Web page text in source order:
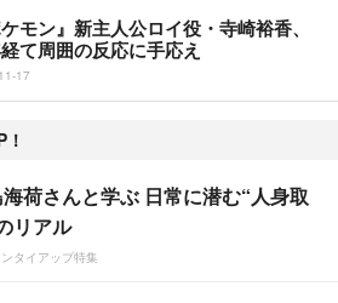
ケモン』新主人公ロイ役・寺崎裕香、
て周囲の反応に手応え
17
海荷さんと学ぶ 日常に潜む“人身取
リアル
タイアップ特集